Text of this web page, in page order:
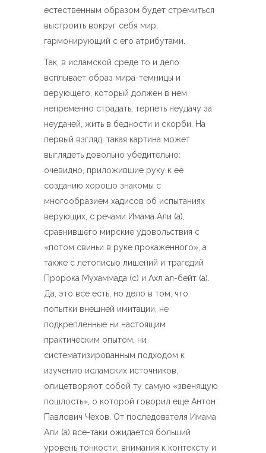
естественным образом будет стремиться
выстроить вокруг себя мир,
гармонирующий с его атрибутами.
Так, в исламской среде то и дело
всплывает образ мира-темницы и
верующего, который должен в нем
непременно страдать, терпеть неудачу за
неудачей, жить в бедности и скорби. На
первый взгляд, такая картина может
выглядеть довольно убедительно:
очевидно, приложившие руку к её
созданию хорошо знакомы с
многообразием хадисов об испытаниях
верующих, с речами Имама Али (а),
сравнившего мирские удовольствия с
«потом свиньи в руке прокаженного», а
также с летописью лишений и трагедий
Пророка Мухаммада (с) и Ахл ал-бейт (а).
Да, это все есть, но дело в том, что
попытки внешней имитации, не
подкрепленные ни настоящим
практическим опытом, ни
систематизированным подходом к
изучению исламских источников,
олицетворяют собой ту самую «звенящую
пошлость», о которой говорил еще Антон
Павлович Чехов. От последователя Имама
Али (а) все-таки ожидается больший
уровень тонкости, внимания к контексту и